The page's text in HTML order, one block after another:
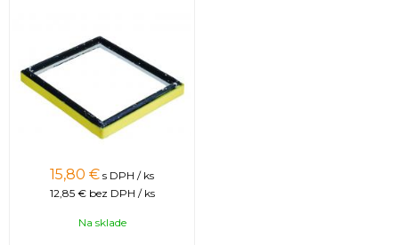
15,80 € s DPH / ks
12,85 € bez DPH / ks
Na sklade